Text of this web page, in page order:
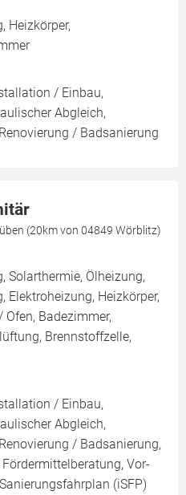
Heizkörper,
/ Einbau,
Abgleich,
/ Badsanierung
(20km von 04849 Wörblitz)
Solarthermie, Ölheizung,
Elektroheizung, Heizkörper,
Badezimmer,
Brennstoffzelle,
/ Einbau,
Abgleich,
/ Badsanierung,
Vor-
(iSFP)